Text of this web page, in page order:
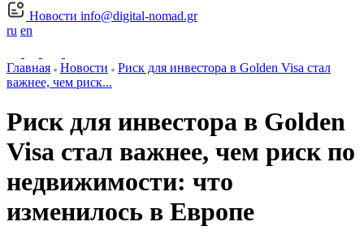
Новости info@digital-nomad.gr
ru en
Главная Новости
Риск для инвестора в Golden Visa стал
важнее, чем риск...
Риск для инвестора в Golden
Visa стал важнее, чем риск по
недвижимости: что
изменилось в Европе